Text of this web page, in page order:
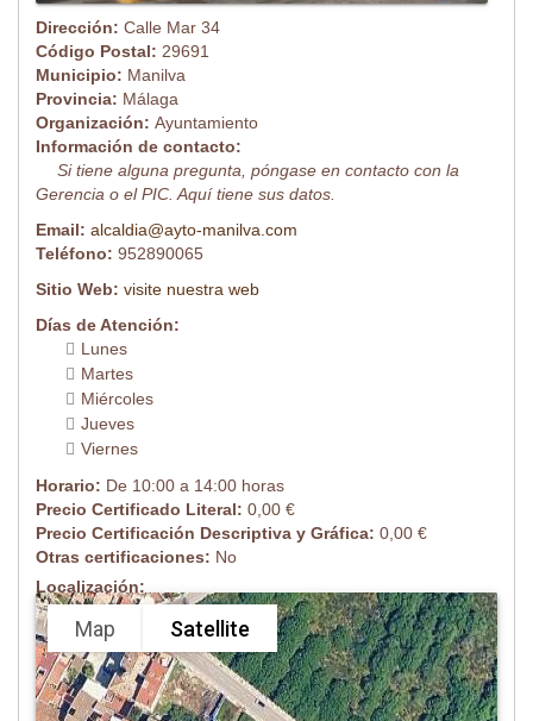
Dirección: Calle Mar 34
Código Postal: 29691
Municipio: Manilva
Provincia: Málaga
Organización: Ayuntamiento
Información de contacto:
Si tiene alguna pregunta, póngase en contacto con la
Gerencia o el PIC. Aquí tiene sus datos.
Email: alcaldia@ayto-manilva.com
Teléfono: 952890065
Sitio Web: visite nuestra web
Días de Atención:
Lunes
Martes
Miércoles
Jueves
Viernes
Horario: De 10:00 a 14:00 horas
Precio Certificado Literal: 0,00 €
Precio Certificación Descriptiva y Gráfica: 0,00 €
Otras certificaciones: No
Localización:
Map Satellite